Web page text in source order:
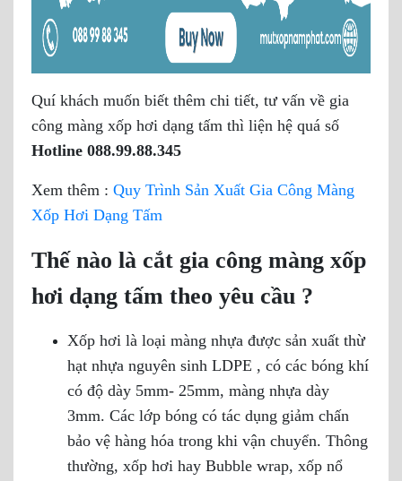
Quí khách muốn biết thêm chi tiết, tư vấn về gia
công màng xốp hơi dạng tấm thì liện hệ quá số
Hotline 088.99.88.345
Xem thêm : Quy Trình Sản Xuất Gia Công Màng
Xốp Hơi Dạng Tấm
Thế nào là cắt gia công màng xốp
hơi dạng tấm theo yêu cầu ?
Xốp hơi là loại màng nhựa được sản xuất thừ
hạt nhựa nguyên sinh LDPE , có các bóng khí
có độ dày 5mm- 25mm, màng nhựa dày
3mm. Các lớp bóng có tác dụng giảm chấn
bảo vệ hàng hóa trong khi vận chuyển. Thông
thường, xốp hơi hay Bubble wrap, xốp nổ